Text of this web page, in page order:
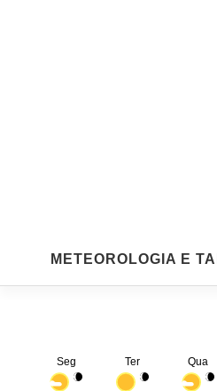
METEOROLOGIA E
Seg Ter Qua